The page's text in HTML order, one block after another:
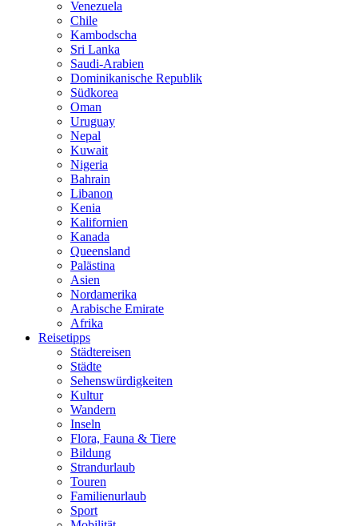
Venezuela
Chile
Kambodscha
Sri Lanka
Saudi-Arabien
Dominikanische Republik
Südkorea
Oman
Uruguay
Nepal
Kuwait
Nigeria
Bahrain
Libanon
Kenia
Kalifornien
Kanada
Queensland
Palästina
Asien
Nordamerika
Arabische Emirate
Afrika
Reisetipps
Städtereisen
Städte
Sehenswürdigkeiten
Kultur
Wandern
Inseln
Flora, Fauna & Tiere
Bildung
Strandurlaub
Touren
Familienurlaub
Sport